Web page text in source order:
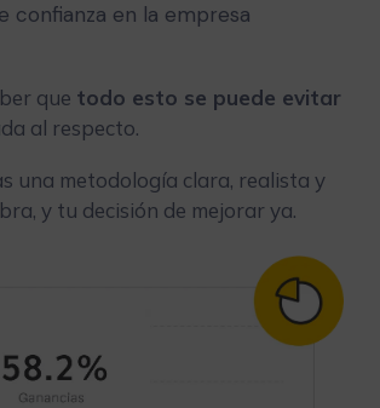
confianza en la empresa
que todo esto se puede evitar
al respecto.
una metodología clara, realista y
y tu decisión de mejorar ya.